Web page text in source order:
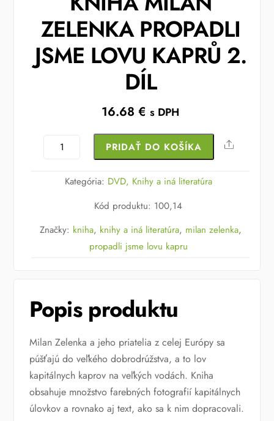
ZELENKA PROPADLI
JSME LOVU KAPRŮ 2.
DÍL
16.68€ s DPH
množstvo
MILAN
JSME
PRIDAŤ DO KOŠÍKA Share
Kategória: DVD, Knihy a iná literatúra
Kód produktu: 100,14
Značky: kniha, knihy a iná literatúra, milan zelenka,
propadli jsme lovu kapru
Popis produktu
Milan Zelenka a jeho priatelia z celej Európy sa
púšťajú do veľkého dobrodrúžstva, a to lov
kapitálnych kaprov na veľkých vodách. Kniha
obsahuje množstvo farebných fotografií kapitálnych
úlovkov a rovnako aj text, ako sa k nim dopracovali.